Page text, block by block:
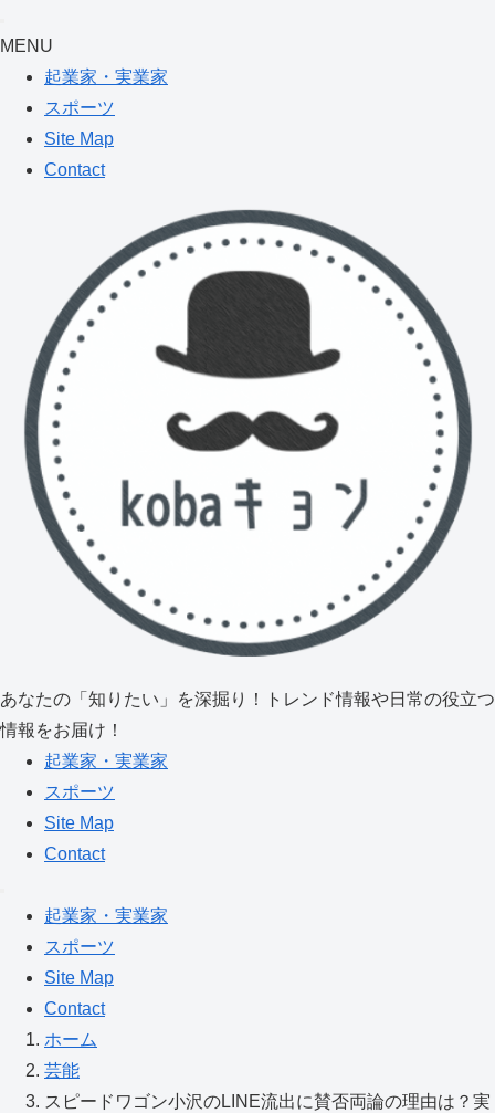
MENU
起業家・実業家
スポーツ
Site Map
Contact
あなたの「知りたい」を深掘り！トレンド情報や日常の役立つ
情報をお届け！
起業家・実業家
スポーツ
Site Map
Contact
起業家・実業家
スポーツ
Site Map
Contact
ホーム
芸能
スピードワゴン小沢のLINE流出に賛否両論の理由は？実